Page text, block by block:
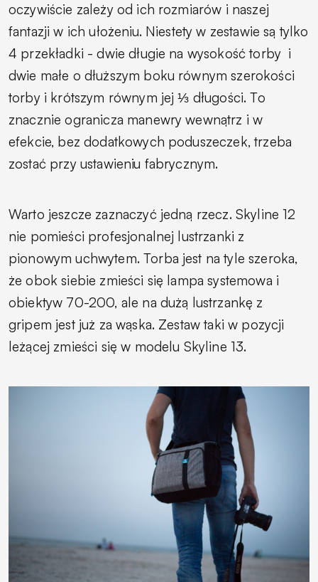
oczywiście zależy od ich rozmiarów i naszej
fantazji w ich ułożeniu. Niestety w zestawie są tylko
4 przekładki - dwie długie na wysokość torby i
dwie małe o dłuższym boku równym szerokości
torby i krótszym równym jej ⅓ długości. To
znacznie ogranicza manewry wewnątrz i w
efekcie, bez dodatkowych poduszeczek, trzeba
zostać przy ustawieniu fabrycznym.
Warto jeszcze zaznaczyć jedną rzecz. Skyline 12
nie pomieści profesjonalnej lustrzanki z
pionowym uchwytem. Torba jest na tyle szeroka,
że obok siebie zmieści się lampa systemowa i
obiektyw 70-200, ale na dużą lustrzankę z
gripem jest już za wąska. Zestaw taki w pozycji
leżącej zmieści się w modelu Skyline 13.